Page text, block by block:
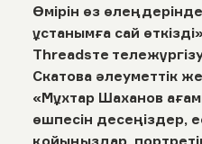
Өмірін өз
ұстанымға сай
Threadsте
Скатова әлеуметтік
«Мұхтар Шаханов
өшпесін десеңіздер,